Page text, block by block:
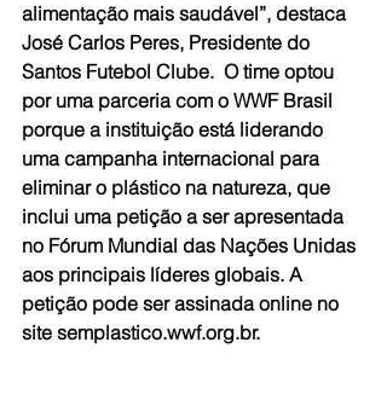
alimentação mais saudável”, destaca
José Carlos Peres, Presidente do
Santos Futebol Clube.  O time optou
por uma parceria com o WWF Brasil
porque a instituição está liderando
uma campanha internacional para
eliminar o plástico na natureza, que
inclui uma petição a ser apresentada
no Fórum Mundial das Nações Unidas
aos principais líderes globais. A
petição pode ser assinada online no
site semplastico.wwf.org.br.